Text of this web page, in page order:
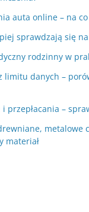
auta online – na
sprawdzają się
rodzinny w
limitu danych –
przepłacania –
metalowe
materiał